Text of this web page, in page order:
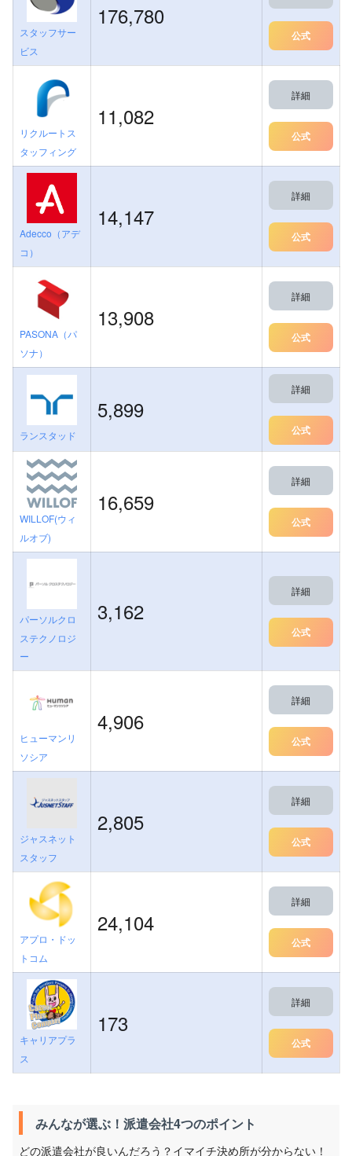
スタッフサー
ビス
176,780
公式
リクルートス
タッフィング
11,082
詳細
公式
Adecco（アデ
コ）
14,147
詳細
公式
PASONA（パ
ソナ）
13,908
詳細
公式
ランスタッド
5,899
詳細
公式
WILLOF(ウィ
ルオブ)
16,659
詳細
公式
パーソルクロ
ステクノロジ
ー
3,162
詳細
公式
ヒューマンリ
ソシア
4,906
詳細
公式
ジャスネット
スタッフ
2,805
詳細
公式
アプロ・ドッ
トコム
24,104
詳細
公式
キャリアプラ
ス
173
詳細
公式
みんなが選ぶ！派遣会社4つのポイント
どの派遣会社が良いんだろう？イマイチ決め所が分からない！